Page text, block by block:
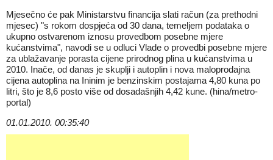
Mjesečno će pak Ministarstvu financija slati račun (za prethodni
mjesec) "s rokom dospjeća od 30 dana, temeljem podataka o
ukupno ostvarenom iznosu provedbom posebne mjere
kućanstvima", navodi se u odluci Vlade o provedbi posebne mjere
za ublažavanje porasta cijene prirodnog plina u kućanstvima u
2010. Inače, od danas je skuplji i autoplin i nova maloprodajna
cijena autoplina na Ininim je benzinskim postajama 4,80 kuna po
litri, što je 8,6 posto više od dosadašnjih 4,42 kune. (hina/metro-
portal)
01.01.2010. 00:35:40